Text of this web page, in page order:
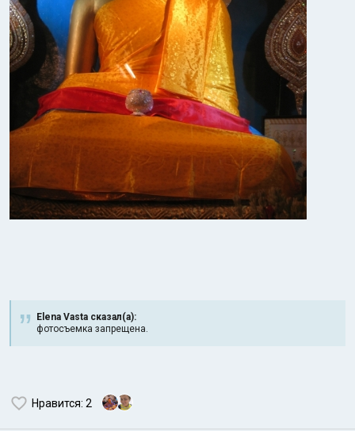
Elena Vasta сказал(а):
фотосъемка запрещена.
Нравится: 2